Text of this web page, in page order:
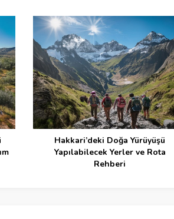
Hakkari’deki Doğa Yürüyüşü
Yapılabilecek Yerler ve Rota
Rehberi